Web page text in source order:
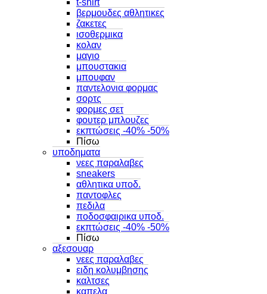
t-shirt
βερμουδες αθλητικες
ζακετες
ισοθερμικα
κολαν
μαγιο
μπουστακια
μπουφαν
παντελονια φορμας
σορτς
φορμες σετ
φουτερ μπλουζες
εκπτώσεις -40% -50%
Πίσω
υποδηματα
νεες παραλαβες
sneakers
αθλητικα υποδ.
παντοφλες
πεδιλα
ποδοσφαιρικα υποδ.
εκπτώσεις -40% -50%
Πίσω
αξεσουαρ
νεες παραλαβες
ειδη κολυμβησης
καλτσες
καπελα